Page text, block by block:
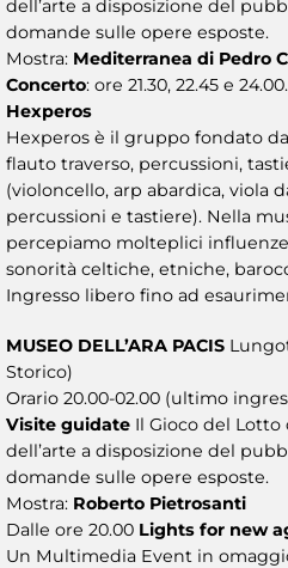
dell’arte a disposizione del
domande sulle opere esposte.
Mostra: Mediterranea di Pedro
Concerto: ore 21.30, 22.45 e 24.00.
Hexperos
Hexperos è il gruppo fondato
flauto traverso, percussioni,
(violoncello, arp abardica, viola
percussioni e tastiere). Nella
percepiamo molteplici
sonorità celtiche, etniche,
Ingresso libero fino ad
MUSEO DELL’ARA PACIS
Storico)
Orario 20.00-02.00 (ultimo
Visite guidate Il Gioco del
dell’arte a disposizione del
domande sulle opere esposte.
Mostra: Roberto Pietrosanti
Dalle ore 20.00 Lights for new
Un Multimedia Event in